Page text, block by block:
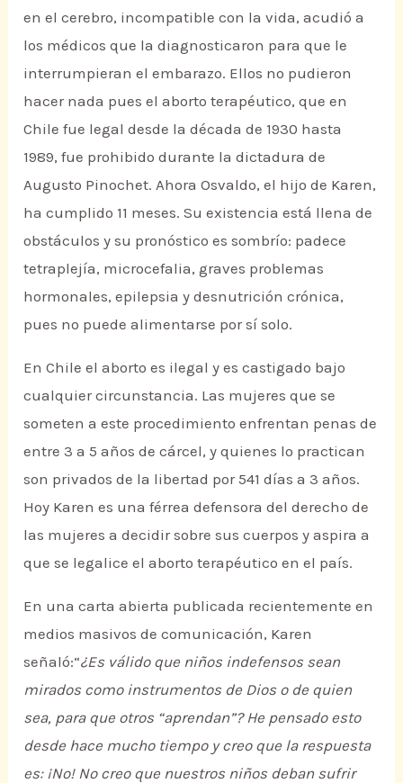
en el cerebro, incompatible con la vida, acudió a
los médicos que la diagnosticaron para que le
interrumpieran el embarazo. Ellos no pudieron
hacer nada pues el aborto terapéutico, que en
Chile fue legal desde la década de 1930 hasta
1989, fue prohibido durante la dictadura de
Augusto Pinochet. Ahora Osvaldo, el hijo de Karen,
ha cumplido 11 meses. Su existencia está llena de
obstáculos y su pronóstico es sombrío: padece
tetraplejía, microcefalia, graves problemas
hormonales, epilepsia y desnutrición crónica,
pues no puede alimentarse por sí solo.
En Chile el aborto es ilegal y es castigado bajo
cualquier circunstancia. Las mujeres que se
someten a este procedimiento enfrentan penas de
entre 3 a 5 años de cárcel, y quienes lo practican
son privados de la libertad por 541 días a 3 años.
Hoy Karen es una férrea defensora del derecho de
las mujeres a decidir sobre sus cuerpos y aspira a
que se legalice el aborto terapéutico en el país.
En una carta abierta publicada recientemente en
medios masivos de comunicación, Karen
señaló:“¿Es válido que niños indefensos sean
mirados como instrumentos de Dios o de quien
sea, para que otros “aprendan”? He pensado esto
desde hace mucho tiempo y creo que la respuesta
es: ¡No! No creo que nuestros niños deban sufrir